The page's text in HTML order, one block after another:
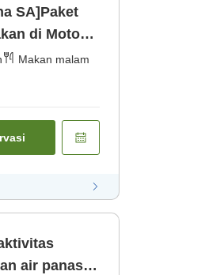
SA]Paket
di Motoyu
Makan malam
air panas